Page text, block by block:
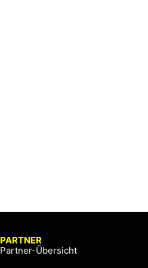
PARTNER
Partner-Übersicht